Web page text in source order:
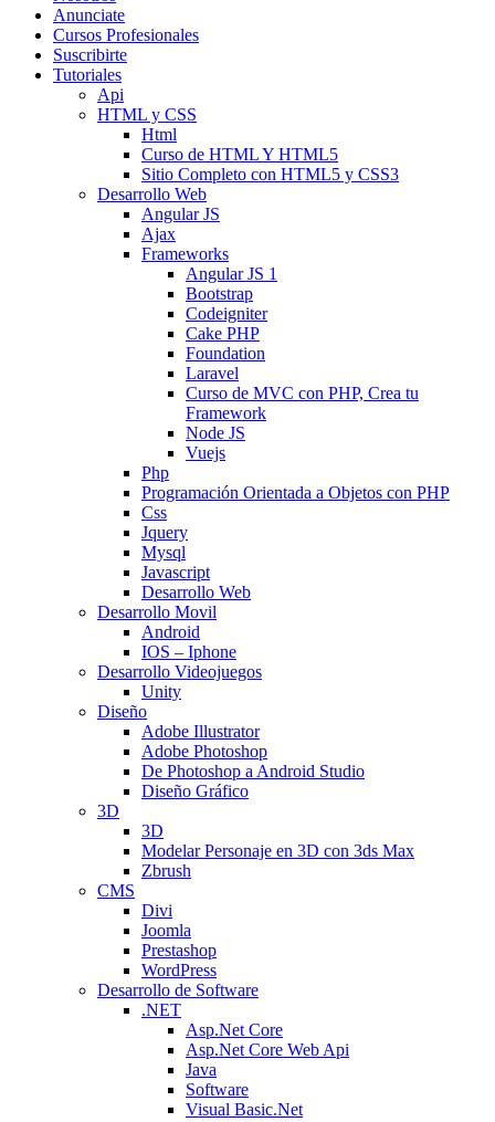
Anunciate
Cursos Profesionales
Suscribirte
Tutoriales
Api
HTML y CSS
Html
Curso de HTML Y HTML5
Sitio Completo con HTML5 y CSS3
Desarrollo Web
Angular JS
Ajax
Frameworks
Angular JS 1
Bootstrap
Codeigniter
Cake PHP
Foundation
Laravel
Curso de MVC con PHP, Crea tu
Framework
Node JS
Vuejs
Php
Programación Orientada a Objetos con PHP
Css
Jquery
Mysql
Javascript
Desarrollo Web
Desarrollo Movil
Android
IOS – Iphone
Desarrollo Videojuegos
Unity
Diseño
Adobe Illustrator
Adobe Photoshop
De Photoshop a Android Studio
Diseño Gráfico
3D
3D
Modelar Personaje en 3D con 3ds Max
Zbrush
CMS
Divi
Joomla
Prestashop
WordPress
Desarrollo de Software
.NET
Asp.Net Core
Asp.Net Core Web Api
Java
Software
Visual Basic.Net